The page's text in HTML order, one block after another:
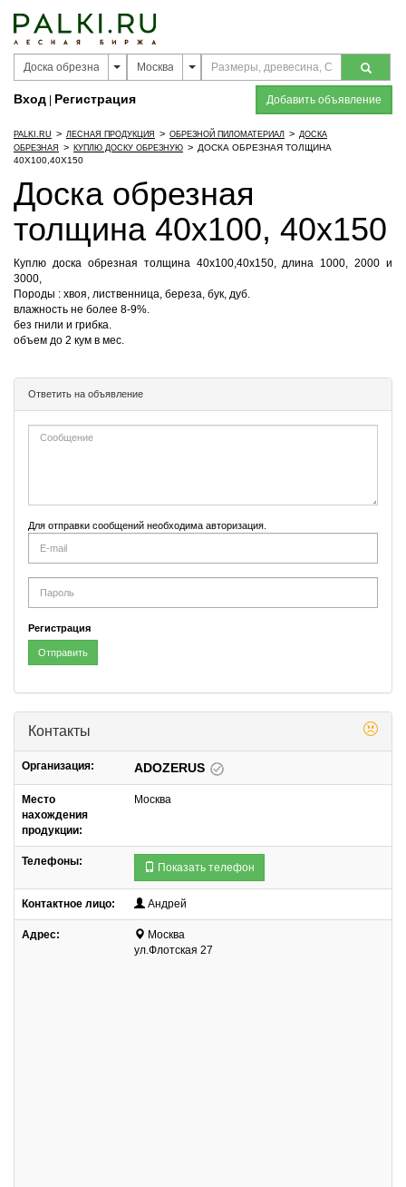
Вход | Регистрация Добавить объявление
PALKI.RU > ЛЕСНАЯ ПРОДУКЦИЯ > ОБРЕЗНОЙ ПИЛОМАТЕРИАЛ > ДОСКА
ОБРЕЗНАЯ
> КУПЛЮ ДОСКУ ОБРЕЗНУЮ > ДОСКА ОБРЕЗНАЯ ТОЛЩИНА
40Х100,40Х150
Доска обрезная
толщина 40х100, 40х150
Куплю доска обрезная толщина 40х100,40х150, длина 1000, 2000 и
3000,
Породы : хвоя, лиственница, береза, бук, дуб.
влажность не более 8-9%.
без гнили и грибка.
объем до 2 кум в мес.
Ответить на объявление
Для отправки сообщений необходима авторизация.
mail
Регистрация
Отправить
Контакты
Организация: ADOZERUS
Место
нахождения
продукции:
Москва
Телефоны: Показать телефон
Контактное лицо: Андрей
Адрес:
Москва
ул.Флотская 27